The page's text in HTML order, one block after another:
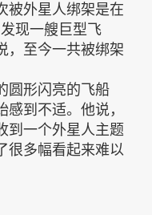
被外星人绑架是在
现一艘巨型飞
，至今一共被绑架
圆形闪亮的飞船
到不适。他说，
到一个外星人主题
很多幅看起来难以